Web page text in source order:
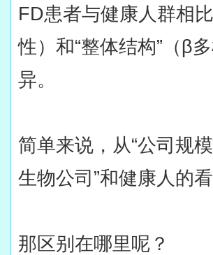
FD患者与健康人群相
性）和“整体结构”（β
异。
简单来说，从“公司规
生物公司”和健康人的
那区别在哪里呢？